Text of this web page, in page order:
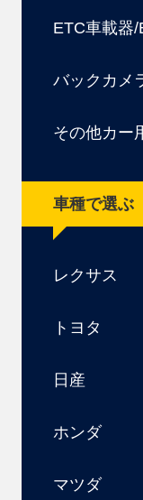
ETC車載器
バックカメ
その他カー
車種で選ぶ
レクサス
トヨタ
日産
ホンダ
マツダ